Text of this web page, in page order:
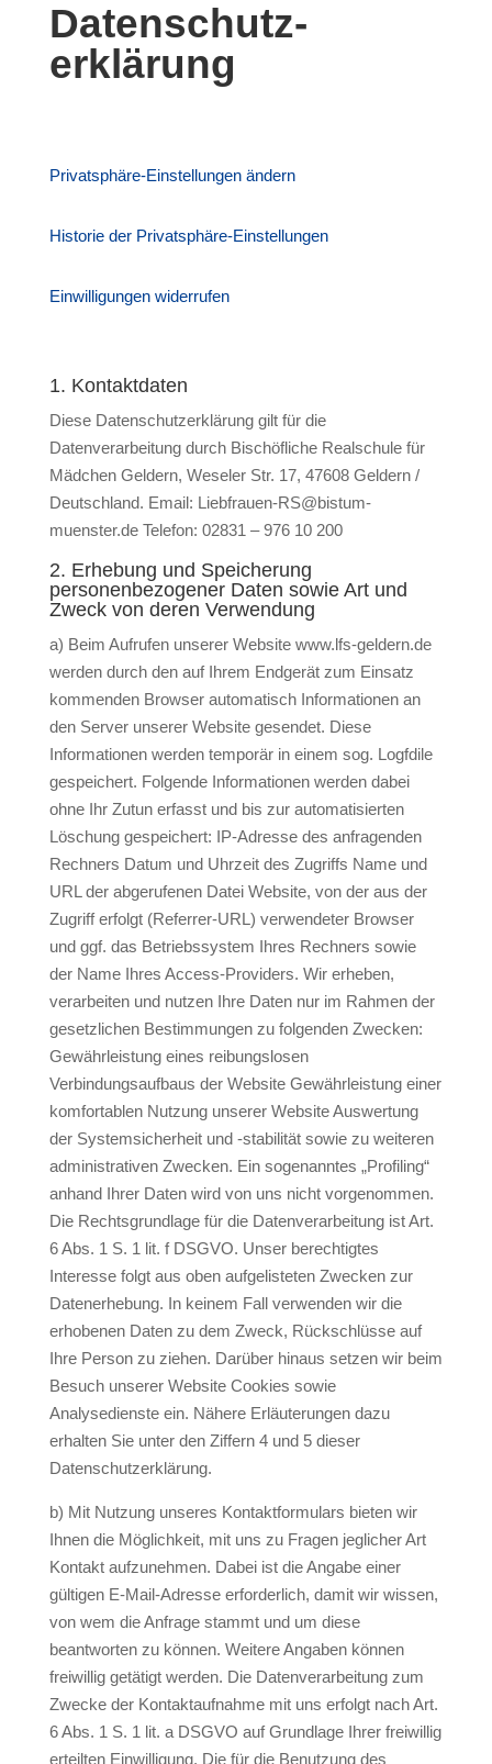
Datenschutz-
erklärung
Privatsphäre-Einstellungen ändern
Historie der Privatsphäre-Einstellungen
Einwilligungen widerrufen
1. Kontaktdaten
Diese Datenschutzerklärung gilt für die
Datenverarbeitung durch Bischöfliche Realschule für
Mädchen Geldern, Weseler Str. 17, 47608 Geldern /
Deutschland. Email: Liebfrauen-RS@bistum-
muenster.de Telefon: 02831 – 976 10 200
2. Erhebung und Speicherung
personenbezogener Daten sowie Art und
Zweck von deren Verwendung
a) Beim Aufrufen unserer Website www.lfs-geldern.de
werden durch den auf Ihrem Endgerät zum Einsatz
kommenden Browser automatisch Informationen an
den Server unserer Website gesendet. Diese
Informationen werden temporär in einem sog. Logfdile
gespeichert. Folgende Informationen werden dabei
ohne Ihr Zutun erfasst und bis zur automatisierten
Löschung gespeichert: IP-Adresse des anfragenden
Rechners Datum und Uhrzeit des Zugriffs Name und
URL der abgerufenen Datei Website, von der aus der
Zugriff erfolgt (Referrer-URL) verwendeter Browser
und ggf. das Betriebssystem Ihres Rechners sowie
der Name Ihres Access-Providers. Wir erheben,
verarbeiten und nutzen Ihre Daten nur im Rahmen der
gesetzlichen Bestimmungen zu folgenden Zwecken:
Gewährleistung eines reibungslosen
Verbindungsaufbaus der Website Gewährleistung einer
komfortablen Nutzung unserer Website Auswertung
der Systemsicherheit und -stabilität sowie zu weiteren
administrativen Zwecken. Ein sogenanntes „Profiling“
anhand Ihrer Daten wird von uns nicht vorgenommen.
Die Rechtsgrundlage für die Datenverarbeitung ist Art.
6 Abs. 1 S. 1 lit. f DSGVO. Unser berechtigtes
Interesse folgt aus oben aufgelisteten Zwecken zur
Datenerhebung. In keinem Fall verwenden wir die
erhobenen Daten zu dem Zweck, Rückschlüsse auf
Ihre Person zu ziehen. Darüber hinaus setzen wir beim
Besuch unserer Website Cookies sowie
Analysedienste ein. Nähere Erläuterungen dazu
erhalten Sie unter den Ziffern 4 und 5 dieser
Datenschutzerklärung.
b) Mit Nutzung unseres Kontaktformulars bieten wir
Ihnen die Möglichkeit, mit uns zu Fragen jeglicher Art
Kontakt aufzunehmen. Dabei ist die Angabe einer
gültigen E-Mail-Adresse erforderlich, damit wir wissen,
von wem die Anfrage stammt und um diese
beantworten zu können. Weitere Angaben können
freiwillig getätigt werden. Die Datenverarbeitung zum
Zwecke der Kontaktaufnahme mit uns erfolgt nach Art.
6 Abs. 1 S. 1 lit. a DSGVO auf Grundlage Ihrer freiwillig
erteilten Einwilligung. Die für die Benutzung des